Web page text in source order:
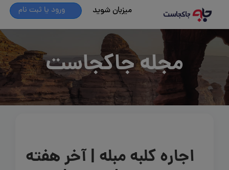
میزبان شوید ورود یا ثبت نام
مجله جاکجاست
اجاره کلبه مبله | آخر هفته